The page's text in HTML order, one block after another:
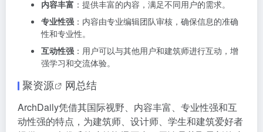
内容丰富 ：提供丰富的内容，满足不同用户的需求。
专业性强 ：内容由专业编辑团队审核，确保信息的准确
性和专业性。
互动性强 ：用户可以与其他用户和建筑师进行互动，增
强学习和交流体验。
聚资源 网总结
ArchDaily凭借其国际视野、内容丰富、专业性强和互
动性强的特点，为建筑师、设计师、学生和建筑爱好者